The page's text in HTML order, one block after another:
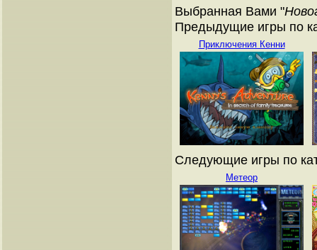
Выбранная Вами "
Предыдущие игры по
Приключения Кенни
Следующие игры по
Метеор